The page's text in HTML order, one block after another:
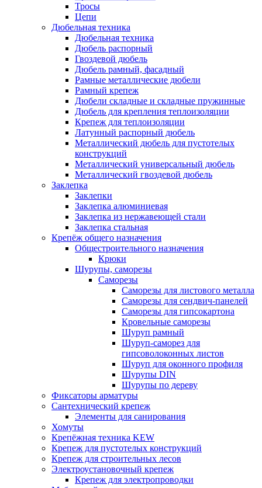
Тросы
Цепи
Дюбельная техника
Дюбельная техника
Дюбель распорный
Гвоздевой дюбель
Дюбель рамный, фасадный
Рамные металлические дюбели
Рамный крепеж
Дюбели складные и складные пружинные
Дюбель для крепления теплоизоляции
Крепеж для теплоизоляции
Латунный распорный дюбель
Металлический дюбель для пустотелых
конструкций
Металлический универсальный дюбель
Металлический гвоздевой дюбель
Заклепка
Заклепки
Заклепка алюминиевая
Заклепка из нержавеющей стали
Заклепка стальная
Крепёж общего назначения
Общестроительного назначения
Крюки
Шурупы, саморезы
Саморезы
Саморезы для листового металла
Саморезы для сендвич-панелей
Саморезы для гипсокартона
Кровельные саморезы
Шуруп рамный
Шуруп-саморез для
гипсоволоконных листов
Шуруп для оконного профиля
Шурупы DIN
Шурупы по дереву
Фиксаторы арматуры
Сантехнический крепеж
Элементы для санирования
Хомуты
Крепёжная техника KEW
Крепеж для пустотелых конструкций
Крепеж для строительных лесов
Электроустановочный крепеж
Крепеж для электропроводки